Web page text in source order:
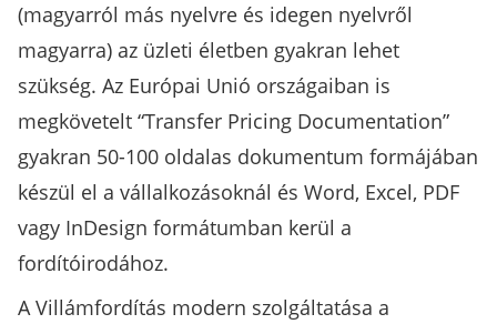
(magyarról más nyelvre és idegen nyelvről
magyarra) az üzleti életben gyakran lehet
szükség. Az Európai Unió országaiban is
megkövetelt “Transfer Pricing Documentation”
gyakran 50-100 oldalas dokumentum formájában
készül el a vállalkozásoknál és Word, Excel, PDF
vagy InDesign formátumban kerül a
fordítóirodához.
A Villámfordítás modern szolgáltatása a